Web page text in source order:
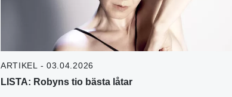
ARTIKEL - 03.04.2026
LISTA: Robyns tio bästa låtar